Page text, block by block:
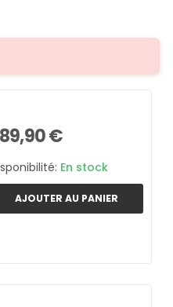
€
En stock
AJOUTER AU PANIER